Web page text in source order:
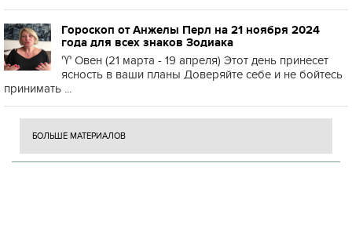
Гороскоп от Анжелы Перл на 21 ноября 2024
года для всех знаков Зодиака
♈️ Овен (21 марта - 19 апреля) Этот день принесет
ясность в ваши планы Доверяйте себе и не бойтесь
принимать ...
БОЛЬШЕ МАТЕРИАЛОВ